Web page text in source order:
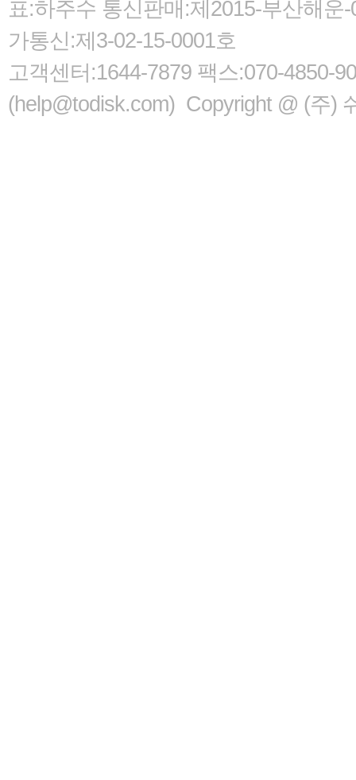
표:하주수 통신판매:제2015-부산해
가통신:제3-02-15-0001호
고객센터:1644-7879 팩스:070-4850-
(help@todisk.com) Copyright @ (주)